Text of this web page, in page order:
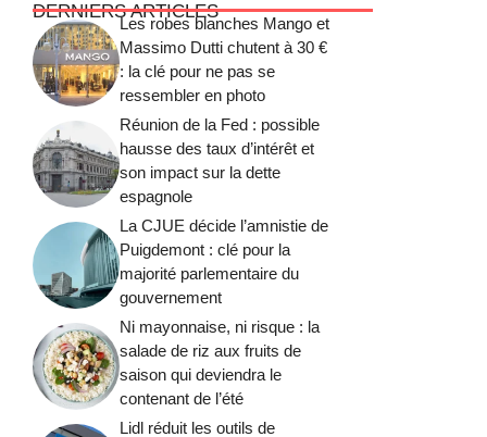
DERNIERS ARTICLES
Les robes blanches Mango et
Massimo Dutti chutent à 30 €
: la clé pour ne pas se
ressembler en photo
Réunion de la Fed : possible
hausse des taux d’intérêt et
son impact sur la dette
espagnole
La CJUE décide l’amnistie de
Puigdemont : clé pour la
majorité parlementaire du
gouvernement
Ni mayonnaise, ni risque : la
salade de riz aux fruits de
saison qui deviendra le
contenant de l’été
Lidl réduit les outils de